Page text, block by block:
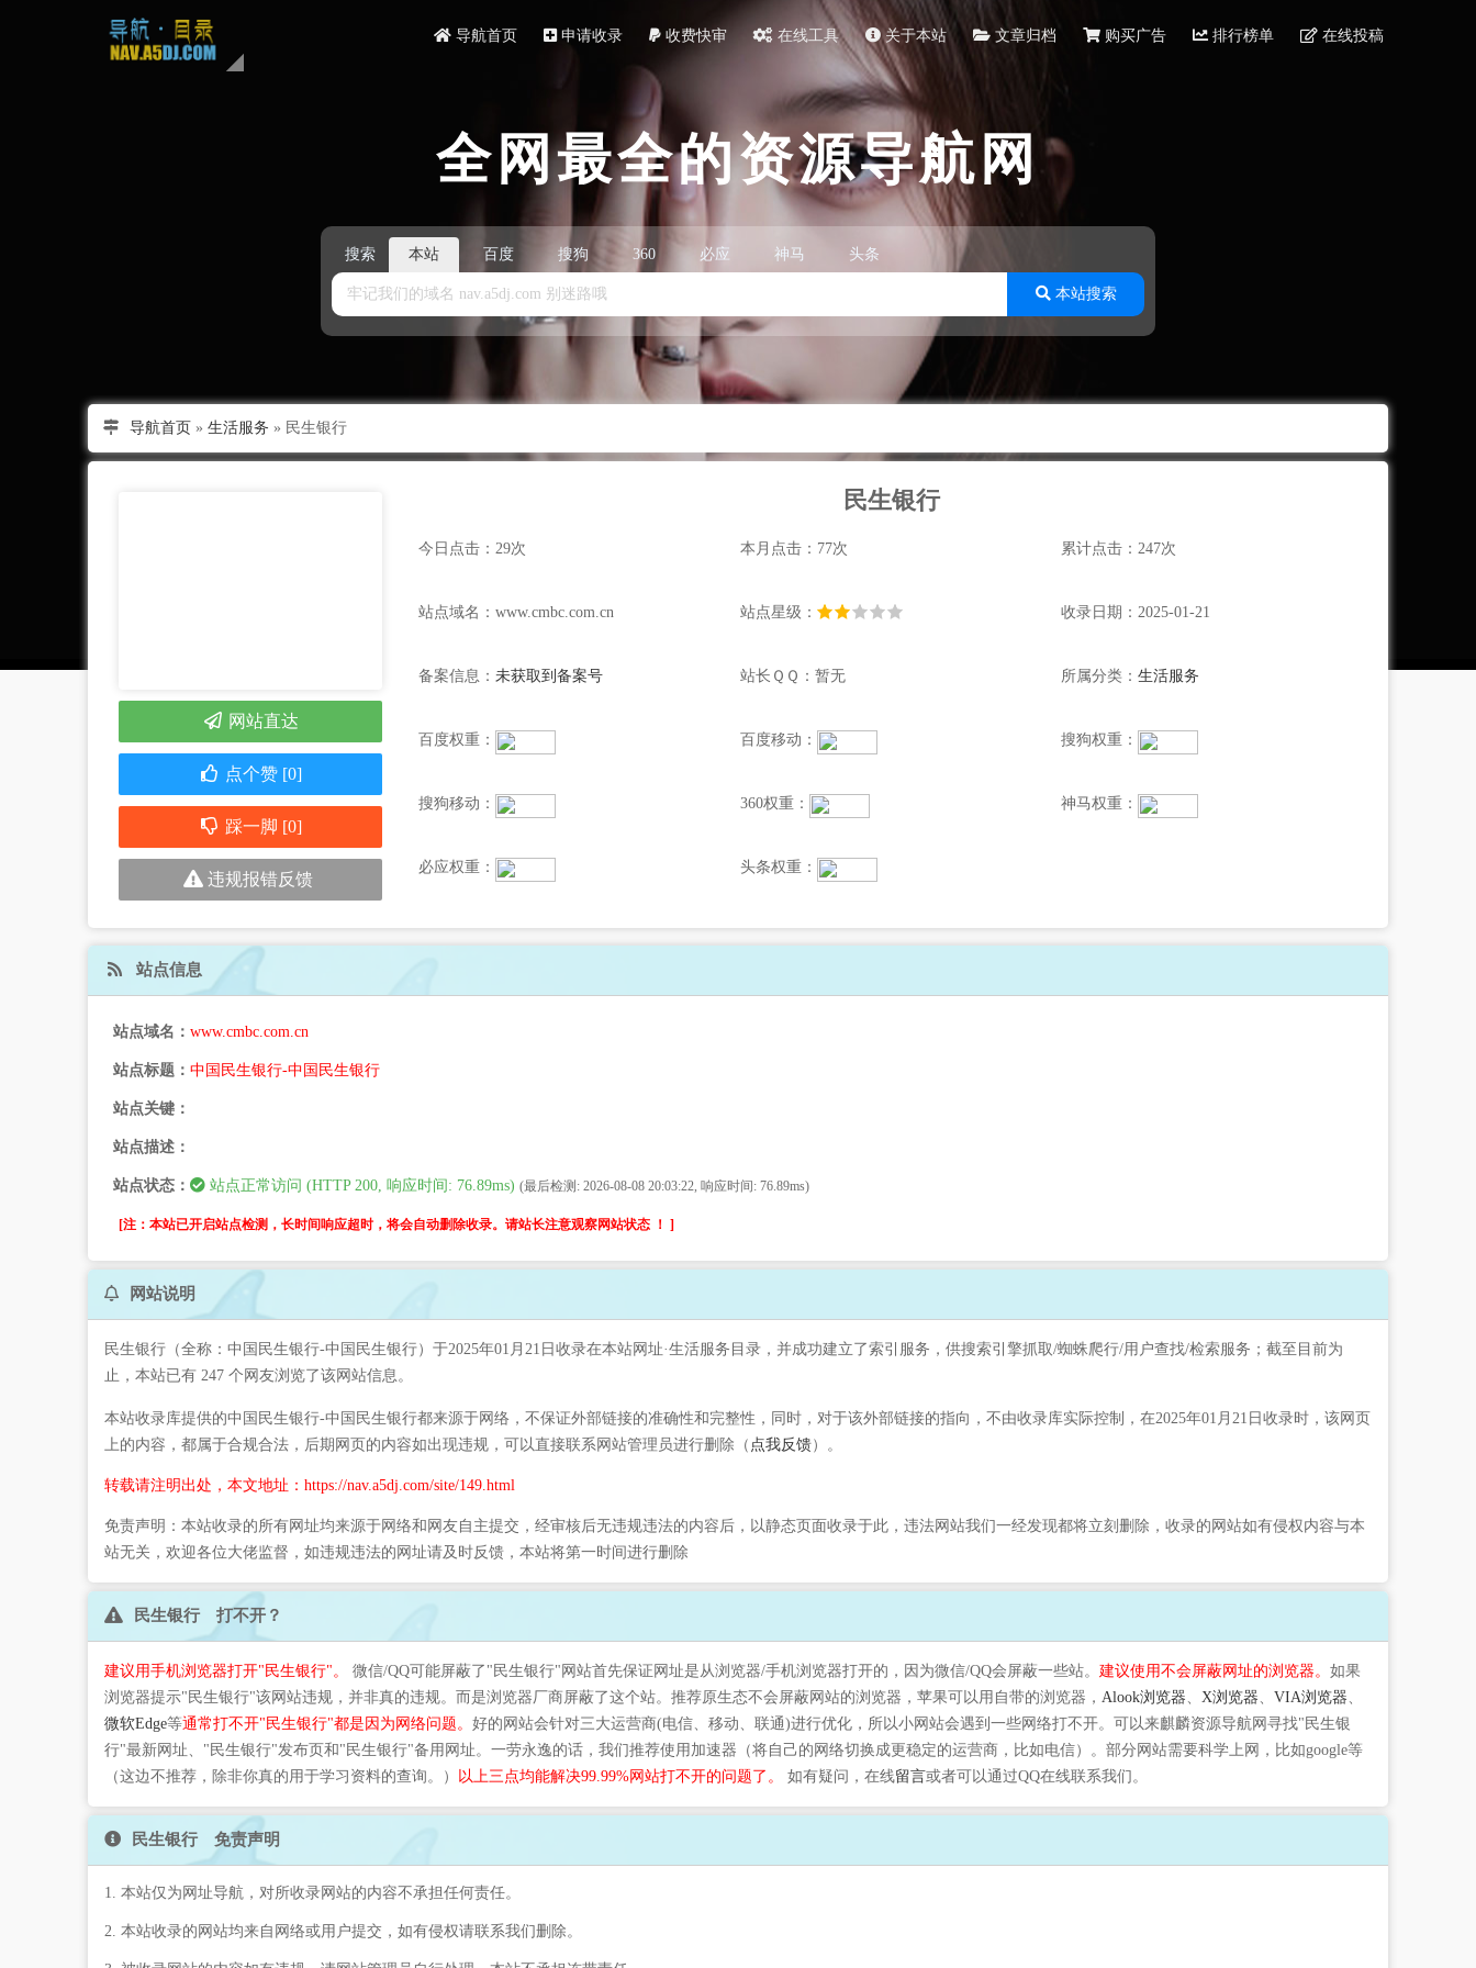
导航首页 申请收录 收费快审 在线工具 关于本站 文章归档 购买广告 排行榜单 在线投稿
全网最全的资源导航网
搜索 本站 百度 搜狗 360 必应 神马 头条
本站搜索
导航首页 » 生活服务 » 民生银行
民生银行
今日点击：29次 本月点击：77次 累计点击：247次
站点域名：www.cmbc.com.cn 站点星级： 收录日期：2025-01-21
备案信息： 未获取到备案号 站长ＱＱ：暂无 所属分类：生活服务
百度权重： 百度移动： 搜狗权重：
搜狗移动： 360权重： 神马权重：
必应权重： 头条权重：
网站直达
点个赞 [0]
踩一脚 [0]
违规报错反馈
站点信息
站点域名： www.cmbc.com.cn
站点标题： 中国民生银行-中国民生银行
站点关键：
站点描述：
站点状态： 站点正常访问 (HTTP 200, 响应时间: 76.89ms) (最后检测: 2026-08-08 20:03:22, 响应时间: 76.89ms)
[注：本站已开启站点检测，长时间响应超时，将会自动删除收录。请站长注意观察网站状态 ！ ]
网站说明
民生银行（全称：中国民生银行-中国民生银行）于2025年01月21日收录在本站网址·生活服务目录，并成功建立了索引服务，供搜索引擎抓取/蜘蛛爬行/用户查找/检索服务；截至目前为
止，本站已有 247 个网友浏览了该网站信息。
本站收录库提供的中国民生银行-中国民生银行都来源于网络，不保证外部链接的准确性和完整性，同时，对于该外部链接的指向，不由收录库实际控制，在2025年01月21日收录时，该网页
上的内容，都属于合规合法，后期网页的内容如出现违规，可以直接联系网站管理员进行删除（ 点我反馈）。
转载请注明出处，本文地址：https://nav.a5dj.com/site/149.html
免责声明：本站收录的所有网址均来源于网络和网友自主提交，经审核后无违规违法的内容后，以静态页面收录于此，违法网站我们一经发现都将立刻删除，收录的网站如有侵权内容与本
站无关，欢迎各位大佬监督，如违规违法的网址请及时反馈，本站将第一时间进行删除
民生银行 打不开？
建议用手机浏览器打开"民生银行"。 微信/QQ可能屏蔽了"民生银行"网站首先保证网址是从浏览器/手机浏览器打开的，因为微信/QQ会屏蔽一些站。 建议使用不会屏蔽网址的浏览器。 如果
浏览器提示"民生银行"该网站违规，并非真的违规。而是浏览器厂商屏蔽了这个站。推荐原生态不会屏蔽网站的浏览器，苹果可以用自带的浏览器， Alook浏览器、 X浏览器、 VIA浏览器、
微软Edge等通常打不开"民生银行"都是因为网络问题。 好的网站会针对三大运营商(电信、移动、联通)进行优化，所以小网站会遇到一些网络打不开。可以来麒麟资源导航网寻找"民生银
行"最新网址、"民生银行"发布页和"民生银行"备用网址。一劳永逸的话，我们推荐使用加速器（将自己的网络切换成更稳定的运营商，比如电信）。部分网站需要科学上网，比如google等
（这边不推荐，除非你真的用于学习资料的查询。） 以上三点均能解决99.99%网站打不开的问题了。 如有疑问，在线留言或者可以通过QQ在线联系我们。
民生银行 免责声明
1. 本站仅为网址导航，对所收录网站的内容不承担任何责任。
2. 本站收录的网站均来自网络或用户提交，如有侵权请联系我们删除。